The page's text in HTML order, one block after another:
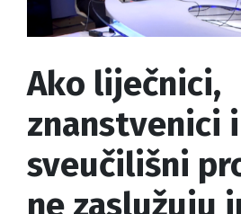
Ako liječnici,
znanstvenici i
sveučilišni
ne zaslužuju